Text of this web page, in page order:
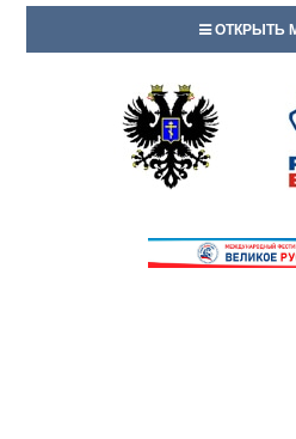
ОТКРЫТЬ